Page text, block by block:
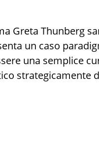
Greta Thunberg
un caso
una semplice
strategicamente